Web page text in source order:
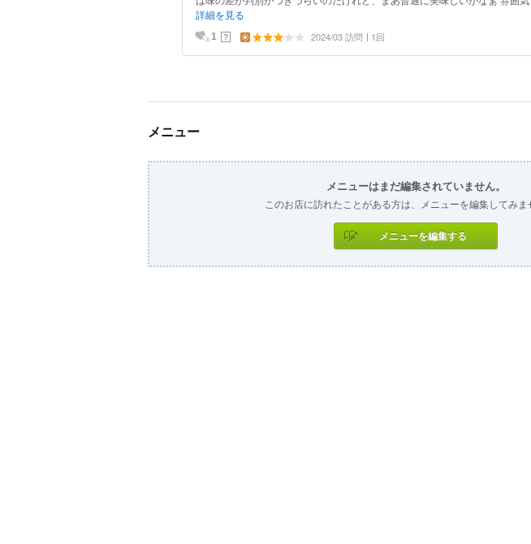
詳細を見る
1 ？ 2024/03 訪問 1回
メニュー
メニューはまだ編集されていません。
このお店に訪れたことがある方は、メニューを編集してみま
メニューを編集する